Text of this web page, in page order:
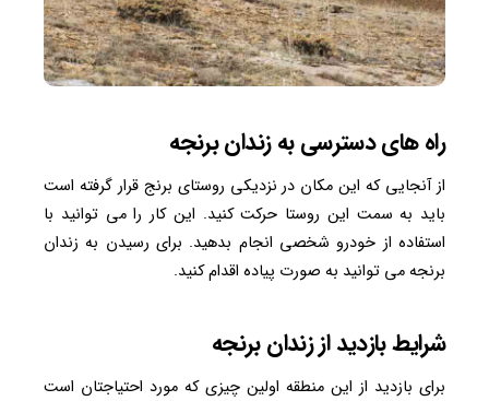
راه های دسترسی به زندان برنجه
از آنجایی که این مکان در نزدیکی روستای برنج قرار گرفته است
باید به سمت این روستا حرکت کنید. این کار را می توانید با
استفاده از خودرو شخصی انجام بدهید. برای رسیدن به زندان
برنجه می توانید به صورت پیاده اقدام کنید.
شرایط بازدید از زندان برنجه
برای بازدید از این منطقه اولین چیزی که مورد احتیاجتان است